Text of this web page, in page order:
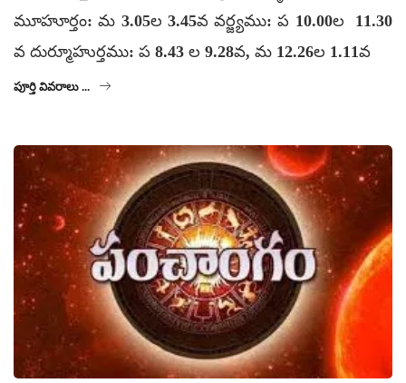
మూహూర్తం: మ 3.05ల 3.45వ వర్జ్యము: ప 10.00ల 11.30
వ దుర్మూహుర్తము: ప 8.43 ల 9.28వ, మ 12.26ల 1.11వ
పూర్తి వివరాలు ...